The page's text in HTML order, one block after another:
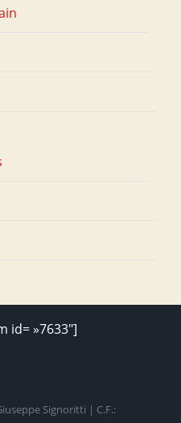
id= »7633″]
Signoritti | C.F.: